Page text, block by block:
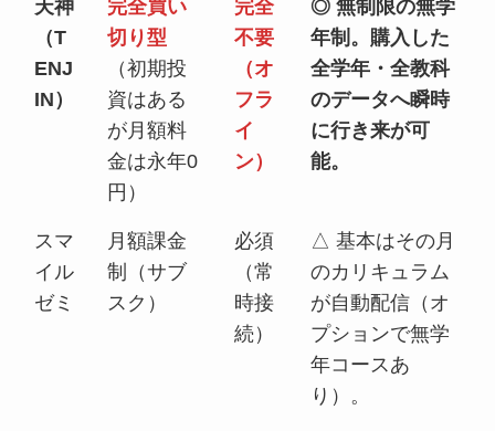
天神
（T
ENJ
IN）
完全買い
切り型
（初期投
資はある
が月額料
金は永年0
円）
完全
不要
（オ
フラ
イ
ン）
◎ 無制限の無学
年制。購入した
全学年・全教科
のデータへ瞬時
に行き来が可
能。
スマ
イル
ゼミ
月額課金
制（サブ
スク）
必須
（常
時接
続）
△ 基本はその月
のカリキュラム
が自動配信（オ
プションで無学
年コースあ
り）。